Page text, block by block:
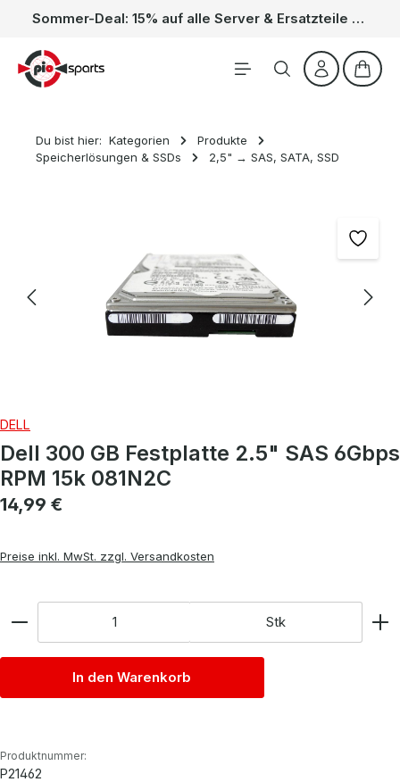
Zum Hauptinhalt springen Sommer-Deal: 15% auf alle Server & Ersatzteile – Kein Code nötig, der Rabatt wird automatisch im Warenkorb abgezogen. Gültig vom 01.06. bis 31.08.
Du bist hier: Kategorien
Produkte
Speicherlösungen & SSDs
2,5" → SAS, SATA, SSD
DELL
Dell 300 GB Festplatte 2.5" SAS 6Gbps
RPM 15k 081N2C
Regulärer Preis:
14,99 €
Preise inkl. MwSt. zzgl. Versandkosten
Stk
In den Warenkorb
Produktnummer:
P21462